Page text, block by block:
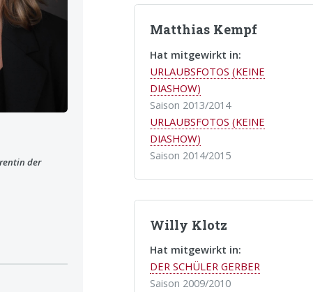
Matthias Kempf
Hat mitgewirkt in:
URLAUBSFOTOS (KEINE
DIASHOW)
Saison 2013/2014
URLAUBSFOTOS (KEINE
DIASHOW)
Saison 2014/2015
Willy Klotz
Hat mitgewirkt in:
DER SCHÜLER GERBER
Saison 2009/2010
der